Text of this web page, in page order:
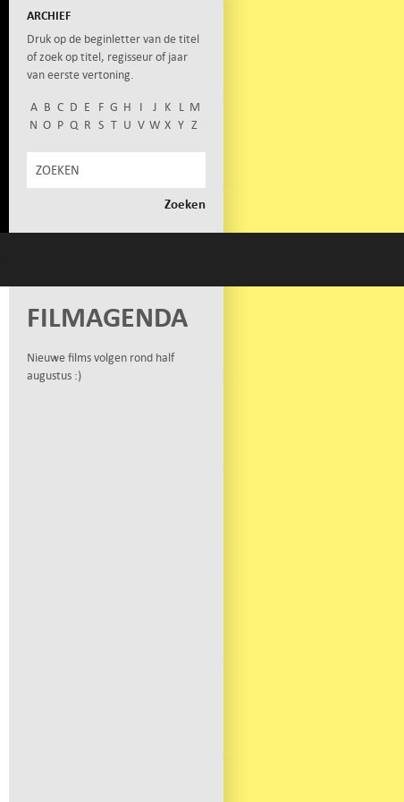
ARCHIEF
Druk op de beginletter van de titel
of zoek op titel, regisseur of jaar
van eerste vertoning.
A B C D E F G H I J K L M
N O P Q R S T U V W X Y Z
FILMAGENDA
Nieuwe films volgen rond half
augustus :)